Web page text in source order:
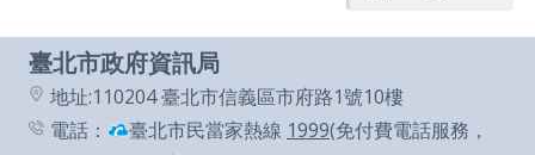
臺北市政府資訊局
地址:110204 臺北市信義區市府路1號10樓
電話：
臺北市民當家熱線 1999(免付費電話服務，